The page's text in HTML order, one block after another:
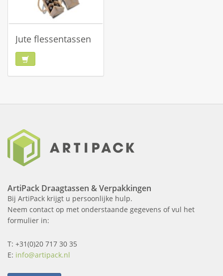
Jute flessentassen
ArtiPack Draagtassen & Verpakkingen
Bij ArtiPack krijgt u persoonlijke hulp.
Neem contact op met onderstaande gegevens of vul het
formulier in:
T: +31(0)20 717 30 35
E: info@artipack.nl